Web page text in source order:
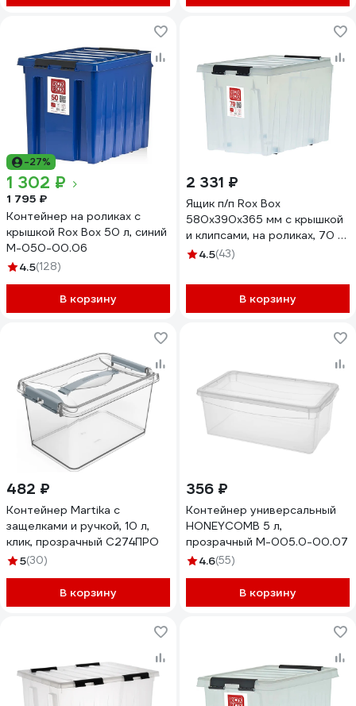
-27%
1 302 ₽
1 795 ₽
Контейнер на роликах с
крышкой Rox Box 50 л, синий
M-050-00.06
4.5(128)
В корзину
2 331 ₽
Ящик п/п Rox Box
580х390х365 мм с крышкой
и клипсами, на роликах, 70 л.
прозрачный 18712
4.5(43)
В корзину
482 ₽
Контейнер Martika с
защелками и ручкой, 10 л,
клик, прозрачный С274ПРО
5(30)
В корзину
356 ₽
Контейнер универсальный
HONEYCOMB 5 л,
прозрачный M-005.0-00.07
4.6(55)
В корзину